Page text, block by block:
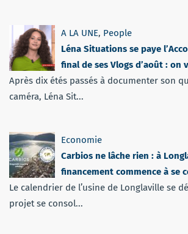
A LA UNE, People
Léna Situations se paye
final de ses Vlogs d’août : on
Après dix étés passés à documenter son
caméra, Léna Sit...
Economie
Carbios ne lâche rien : à
financement commence à se
Le calendrier de l’usine de Longlaville se
projet se consol...